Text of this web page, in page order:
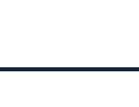
4 5 6